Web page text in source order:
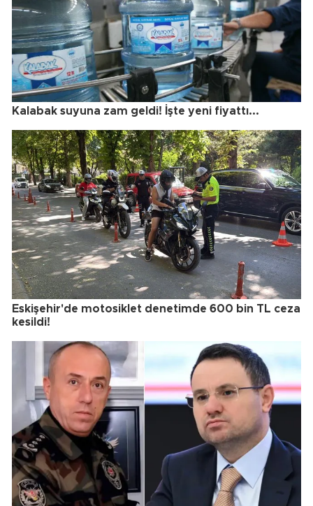
Kalabak suyuna zam geldi! İşte yeni fiyattı...
Eskişehir'de motosiklet denetimde 600 bin TL ceza
kesildi!